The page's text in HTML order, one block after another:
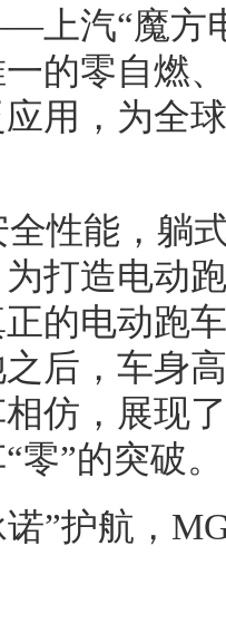
上汽“魔方
的零自燃
用，为全
性能，躺
打造电动
的电动跑
后，车身
仿，展现
零”的突破。